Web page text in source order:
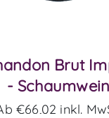
Brut
- Schaumwein
€66,02 inkl.